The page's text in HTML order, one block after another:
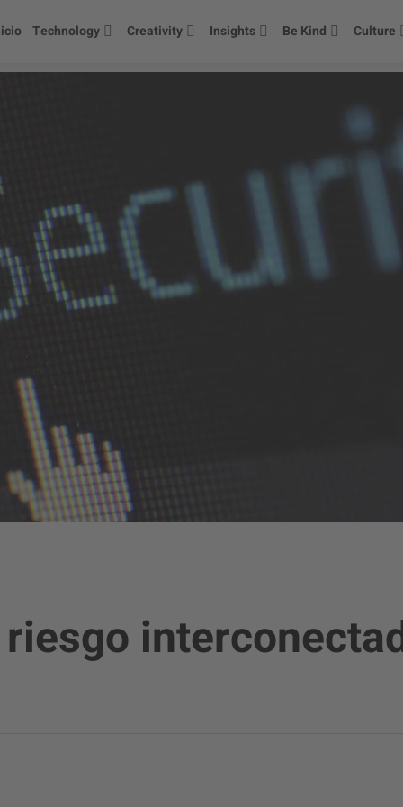
Technology Creativity Insights Be Kind Culture